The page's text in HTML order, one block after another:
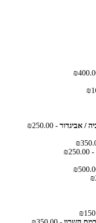
/ אביגדור - ₪250.00
- ₪250.00